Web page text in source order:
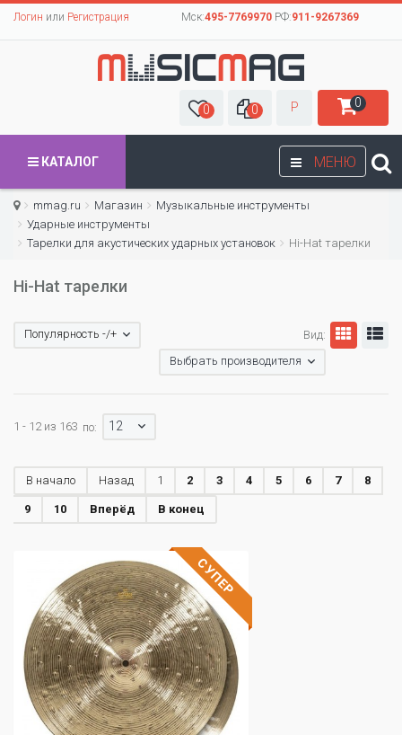
Логин или Регистрация Мск:495-7769970РФ:911-9267369
0 0 Р 0
МЕНЮ
КАТАЛОГ
mmag.ru Магазин
Музыкальные инструменты
Ударные инструменты
Тарелки для акустических ударных установок
Hi-Hat тарелки
Hi-Hat тарелки
Вид:
Популярность -/+
Выбрать производителя
1 - 12 из 163 по: 12
В начало Назад 1 2 3 4 5 6 7 8
9 10 Вперёд В конец
СУПЕР